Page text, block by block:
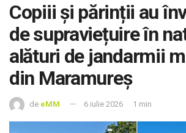
Copiii și părinții au
de supraviețuire în
alături de jandarmii
din Maramureș
de eMM 6 iulie 2026 1 min